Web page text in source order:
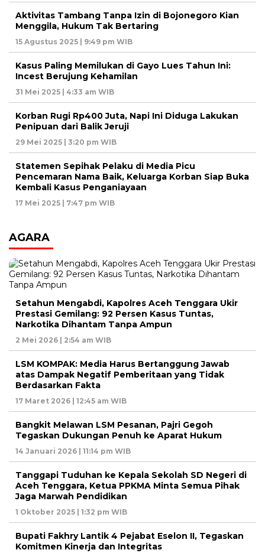
Aktivitas Tambang Tanpa Izin di Bojonegoro Kian
Menggila, Hukum Tak Bertaring
15 Agustus 2025 | 9:49 pm WIB
Kasus Paling Memilukan di Gayo Lues Tahun Ini:
Incest Berujung Kehamilan
31 Mei 2025 | 4:33 am WIB
Korban Rugi Rp400 Juta, Napi Ini Diduga Lakukan
Penipuan dari Balik Jeruji
29 Mei 2025 | 3:20 pm WIB
Statemen Sepihak Pelaku di Media Picu
Pencemaran Nama Baik, Keluarga Korban Siap Buka
Kembali Kasus Penganiayaan
17 Mei 2025 | 7:47 pm WIB
AGARA
Setahun Mengabdi, Kapolres Aceh Tenggara Ukir
Prestasi Gemilang: 92 Persen Kasus Tuntas,
Narkotika Dihantam Tanpa Ampun
2 Mei 2026 | 2:54 am WIB
LSM KOMPAK: Media Harus Bertanggung Jawab
atas Dampak Negatif Pemberitaan yang Tidak
Berdasarkan Fakta
17 Maret 2026 | 12:45 am WIB
Bangkit Melawan LSM Pesanan, Pajri Gegoh
Tegaskan Dukungan Penuh ke Aparat Hukum
14 Januari 2026 | 11:14 pm WIB
Tanggapi Tuduhan ke Kepala Sekolah SD Negeri di
Aceh Tenggara, Ketua PPKMA Minta Semua Pihak
Jaga Marwah Pendidikan
1 Oktober 2025 | 1:32 pm WIB
Bupati Fakhry Lantik 4 Pejabat Eselon II, Tegaskan
Komitmen Kinerja dan Integritas